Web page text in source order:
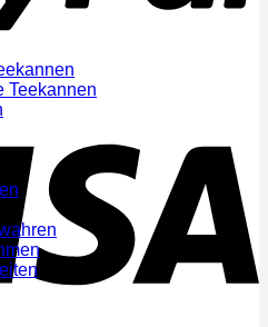
Teekannen